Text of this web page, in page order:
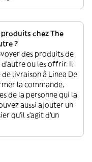
chez The
?
des produits de
d'autre ou les offrir. Il
livraison à Linea De
la commande,
de la personne qui la
aussi ajouter un
qu'il s'agit d'un